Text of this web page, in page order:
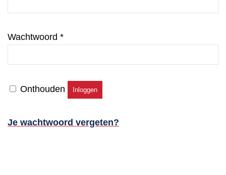
Wachtwoord *Vereist
Onthouden Inloggen
Je wachtwoord vergeten?